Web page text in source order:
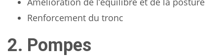
Renforcement du tronc
2. Pompes